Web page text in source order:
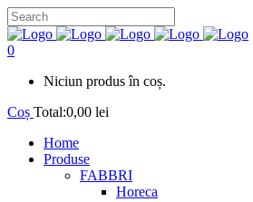
0
Niciun produs în coș.
Coș Total:0,00 lei
Home
Produse
FABBRI
Horeca